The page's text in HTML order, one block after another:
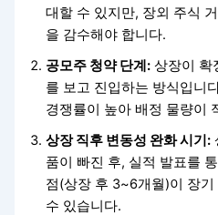
대할 수 있지만, 장외 주식
을 감수해야 합니다.
공모주 청약 단계: 상장이 확
를 보고 진입하는 방식입니
경쟁률이 높아 배정 물량이
상장 직후 변동성 완화 시기:
품이 빠진 후, 실적 발표를
점(상장 후 3~6개월)이 장
수 있습니다.